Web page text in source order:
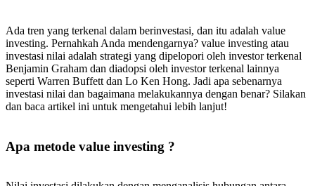
Ada tren yang terkenal dalam berinvestasi, dan itu adalah value
investing. Pernahkah Anda mendengarnya? value investing atau
investasi nilai adalah strategi yang dipelopori oleh investor terkenal
Benjamin Graham dan diadopsi oleh investor terkenal lainnya
seperti Warren Buffett dan Lo Ken Hong. Jadi apa sebenarnya
investasi nilai dan bagaimana melakukannya dengan benar? Silakan
dan baca artikel ini untuk mengetahui lebih lanjut!
Apa metode value investing ?